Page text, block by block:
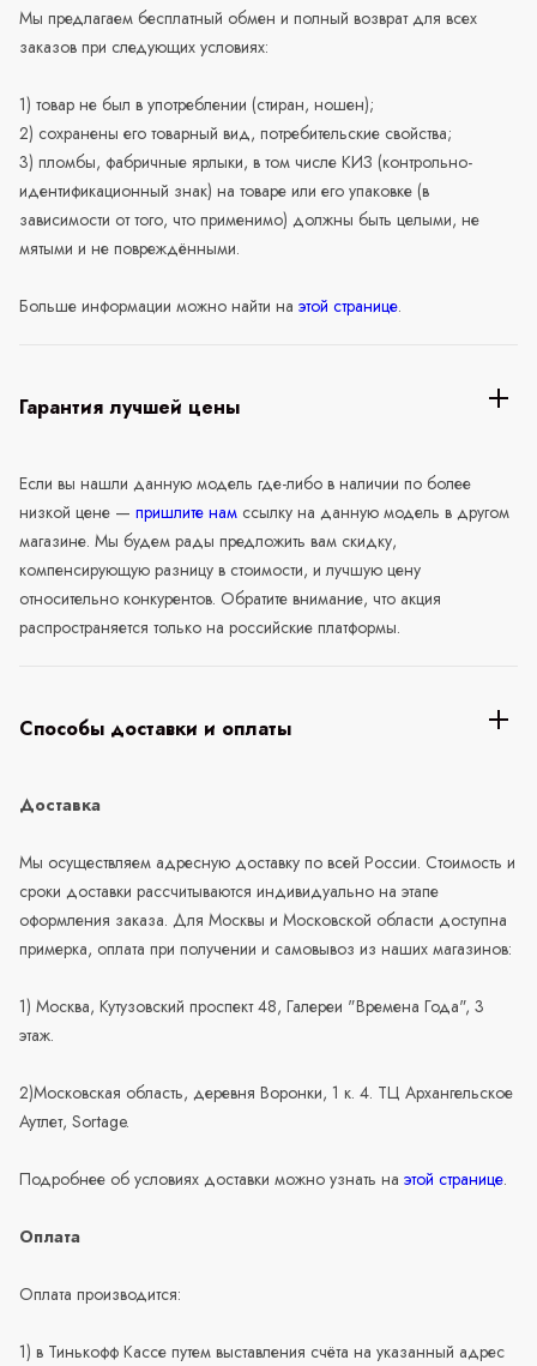
Мы предлагаем бесплатный обмен и полный возврат для всех
заказов при следующих условиях:
1) товар не был в употреблении (стиран, ношен);
2) сохранены его товарный вид, потребительские свойства;
3) пломбы, фабричные ярлыки, в том числе КИЗ (контрольно-
идентификационный знак) на товаре или его упаковке (в
зависимости от того, что применимо) должны быть целыми, не
мятыми и не повреждёнными.
Больше информации можно найти на этой странице.
Гарантия лучшей цены
Если вы нашли данную модель где-либо в наличии по более
низкой цене — пришлите нам ссылку на данную модель в другом
магазине. Мы будем рады предложить вам скидку,
компенсирующую разницу в стоимости, и лучшую цену
относительно конкурентов. Обратите внимание, что акция
распространяется только на российские платформы.
Способы доставки и оплаты
Доставка
Мы осуществляем адресную доставку по всей России. Стоимость и
сроки доставки рассчитываются индивидуально на этапе
оформления заказа. Для Москвы и Московской области доступна
примерка, оплата при получении и самовывоз из наших магазинов:
1) Москва, Кутузовский проспект 48, Галереи "Времена Года", 3
этаж.
2)Московская область, деревня Воронки, 1 к. 4. ТЦ Архангельское
Аутлет, Sortage.
Подробнее об условиях доставки можно узнать на этой странице.
Оплата
Оплата производится:
1) в Тинькофф Кассе путем выставления счёта на указанный адрес